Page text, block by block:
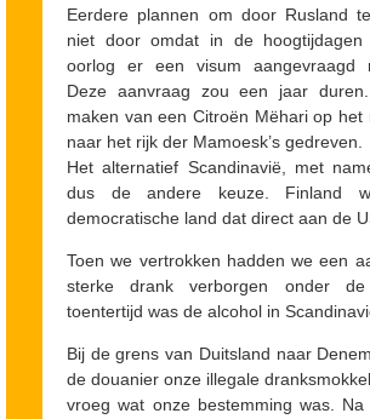
Eerdere plannen om door Rusland
niet door omdat in de
oorlog er een visum aangevraagd
Deze aanvraag zou een jaar
maken van een Citroën Mëhari op het
naar het rijk der Mamoesk’s gedreven.
Het alternatief Scandinavië, met
dus de andere keuze. Finland
democratische land dat direct aan de
Toen we vertrokken hadden we een
sterke drank verborgen onder
toentertijd was de alcohol in
Bij de grens van Duitsland naar
de douanier onze illegale
vroeg wat onze bestemming was. Na